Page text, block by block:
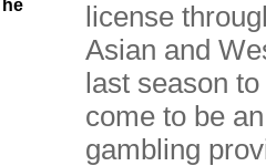
license
Asian and
last season to
come to be
gambling